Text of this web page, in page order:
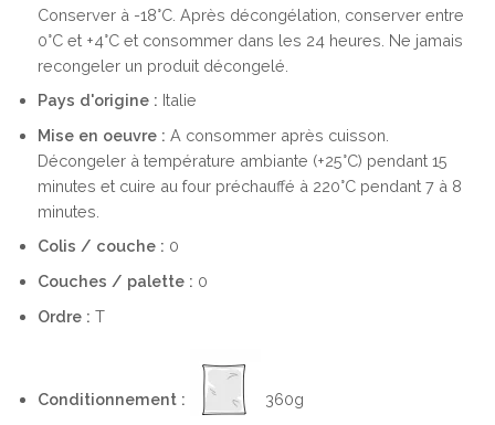
Conserver à -18°C. Après décongélation, conserver entre
0°C et +4°C et consommer dans les 24 heures. Ne jamais
recongeler un produit décongelé.
Pays d'origine : Italie
Mise en oeuvre : A consommer après cuisson.
Décongeler à température ambiante (+25°C) pendant 15
minutes et cuire au four préchauffé à 220°C pendant 7 à 8
minutes.
Colis / couche : 0
Couches / palette : 0
Ordre : T
Conditionnement : 360g